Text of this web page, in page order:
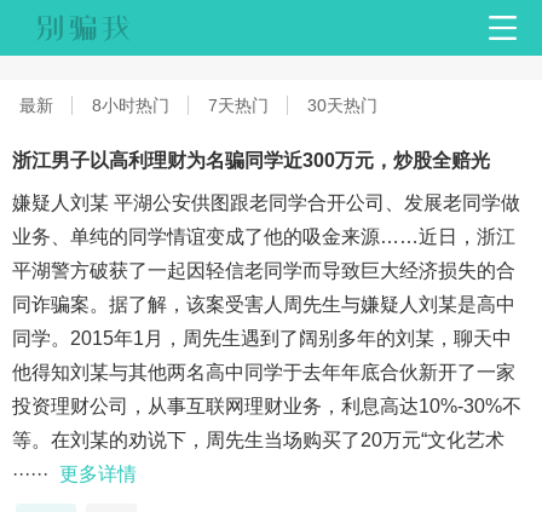
最新 8小时热门 7天热门 30天热门
浙江男子以高利理财为名骗同学近300万元，炒股全赔光
嫌疑人刘某 平湖公安供图跟老同学合开公司、发展老同学做
业务、单纯的同学情谊变成了他的吸金来源……近日，浙江
平湖警方破获了一起因轻信老同学而导致巨大经济损失的合
同诈骗案。据了解，该案受害人周先生与嫌疑人刘某是高中
同学。2015年1月，周先生遇到了阔别多年的刘某，聊天中
他得知刘某与其他两名高中同学于去年年底合伙新开了一家
投资理财公司，从事互联网理财业务，利息高达10%-30%不
等。在刘某的劝说下，周先生当场购买了20万元“文化艺术
······ 更多详情